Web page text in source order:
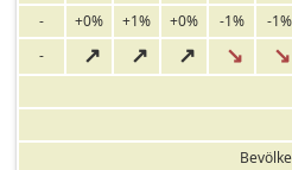
-
+0% +1% +0% -1% -1%
-
↗ ↗ ↗ ↘ ↘